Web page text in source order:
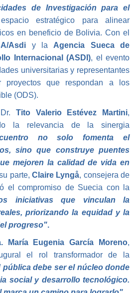
de Investigación para el
estratégico para alinear
en beneficio de Bolivia. Con el
Asdi y la Agencia Sueca de
Internacional (ASDI), el evento
universitarias y representantes
proyectos que respondan a los
(ODS).
Tito Valerio Estévez Martini,
la relevancia de la sinergia
no solo fomenta el
sino que construye puentes
mejoren la calidad de vida en
parte, Claire Lyngå, consejera de
el compromiso de Suecia con la
iniciativas que vinculan la
priorizando la equidad y la
progreso".
María Eugenia García Moreno,
el rol transformador de la
debe ser el núcleo donde
social y desarrollo tecnológico.